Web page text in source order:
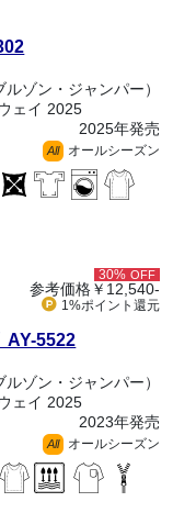
ゾン・ジャンパー）
ェイ 2025
2025年発売
All オールシーズン
30% OFF
参考価格￥12,540-
1%ポイント 還元
AY-5522
ゾン・ジャンパー）
ェイ 2025
2023年発売
All オールシーズン